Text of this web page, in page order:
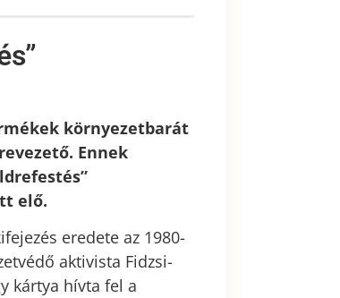
környezetbarát
Ennek
elő.
eredete az 1980-
aktivista Fidzsi-
kártya hívta fel a